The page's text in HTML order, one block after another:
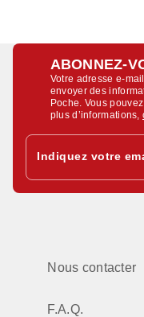
ABONNEZ-
Votre adresse e-
envoyer des
Poche. Vous
plus d’informations,
Indiquez votre
Nous contacter
F.A.Q.